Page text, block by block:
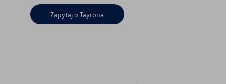
Zapytaj o Tayrona